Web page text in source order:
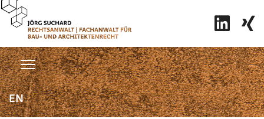
Sprache auswählen
EN